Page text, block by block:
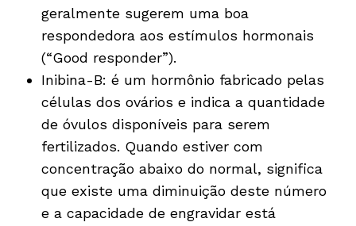
geralmente sugerem uma boa
respondedora aos estímulos hormonais
(“Good responder”).
Inibina-B: é um hormônio fabricado pelas
células dos ovários e indica a quantidade
de óvulos disponíveis para serem
fertilizados. Quando estiver com
concentração abaixo do normal, significa
que existe uma diminuição deste número
e a capacidade de engravidar está